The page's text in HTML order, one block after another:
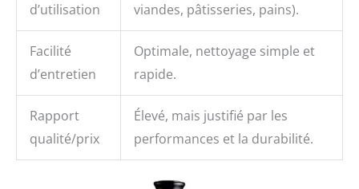
d’utilisation
viandes, pâtisseries, pains).
Facilité
d’entretien
Optimale, nettoyage simple et
rapide.
Rapport
qualité/prix
Élevé, mais justifié par les
performances et la durabilité.